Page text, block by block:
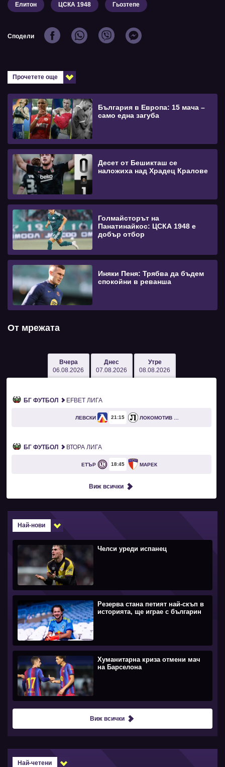
Елитон ЦСКА 1948 Гьозтепе
Сподели
Прочетете още
България в Европа: 15 мача –
само една загуба
Десет от Бешикташ се
наложиха над Храдец Кралове
Голмайсторът на
Панатинайкос: ЦСКА 1948 е
добър отбор
Иняки Пеня: Трябва да бъдем
спокойни в реванша
От мрежата
Вчера
06.08.2026
Днес
07.08.2026
Утре
08.08.2026
БГ ФУТБОЛ EFBET ЛИГА
ЛЕВСКИ 21 15
БГ ФУТБОЛ ВТОРА ЛИГА
ЕТЪР 18 45 МАРЕК
Виж всички
Най-нови
Челси уреди испанец
Резерва стана петият най-скъп в
историята, ще играе с българин
Хуманитарна криза отмени мач
на Барселона
Виж всички
Най-четени